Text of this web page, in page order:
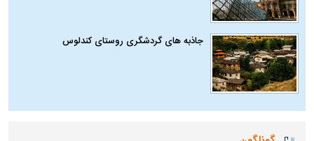
جاذبه های گردشگری روستای کندلوس